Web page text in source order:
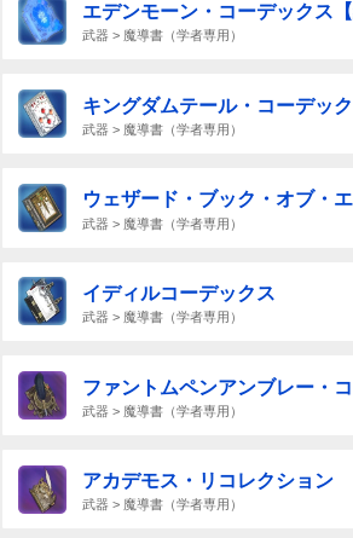
エデンモーン・コーデックス【
武器 > 魔導書（学者専用）
キングダムテール・コーデッ
武器 > 魔導書（学者専用）
ウェザード・ブック・オブ・
武器 > 魔導書（学者専用）
イディルコーデックス
武器 > 魔導書（学者専用）
ファントムペンアンブレー・
武器 > 魔導書（学者専用）
アカデモス・リコレクション
武器 > 魔導書（学者専用）